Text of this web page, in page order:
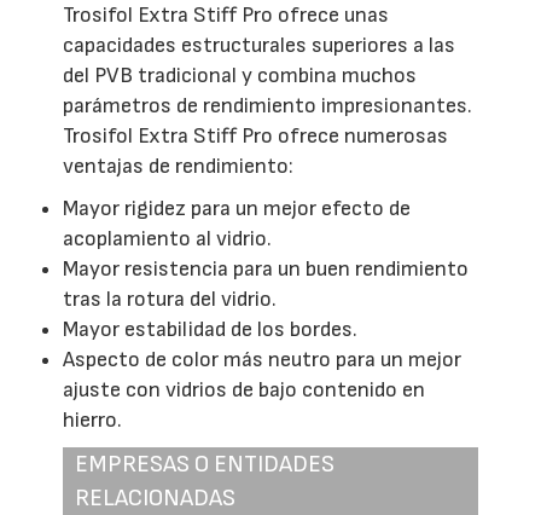
Trosifol Extra Stiff Pro ofrece unas
capacidades estructurales superiores a las
del PVB tradicional y combina muchos
parámetros de rendimiento impresionantes.
Trosifol Extra Stiff Pro ofrece numerosas
ventajas de rendimiento:
Mayor rigidez para un mejor efecto de
acoplamiento al vidrio.
Mayor resistencia para un buen rendimiento
tras la rotura del vidrio.
Mayor estabilidad de los bordes.
Aspecto de color más neutro para un mejor
ajuste con vidrios de bajo contenido en
hierro.
EMPRESAS O ENTIDADES
RELACIONADAS